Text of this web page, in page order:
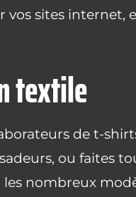
vos sites internet,
textile
de t-
ou faites
les nombreux